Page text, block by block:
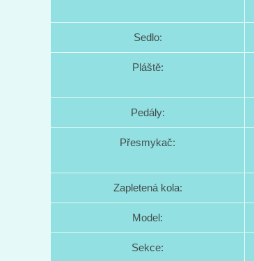
Sedlo:
Pláště:
Pedály:
Přesmykač:
Zapletená kola:
Model:
Sekce: